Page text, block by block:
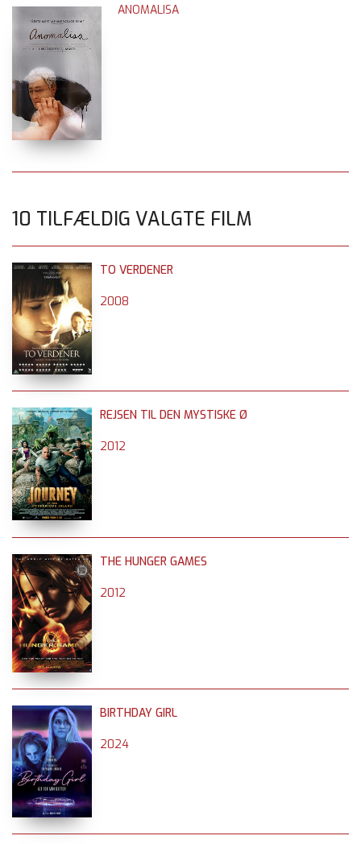
ANOMALISA
10 TILFÆLDIG VALGTE FILM
TO VERDENER
2008
REJSEN TIL DEN MYSTISKE Ø
2012
THE HUNGER GAMES
2012
BIRTHDAY GIRL
2024